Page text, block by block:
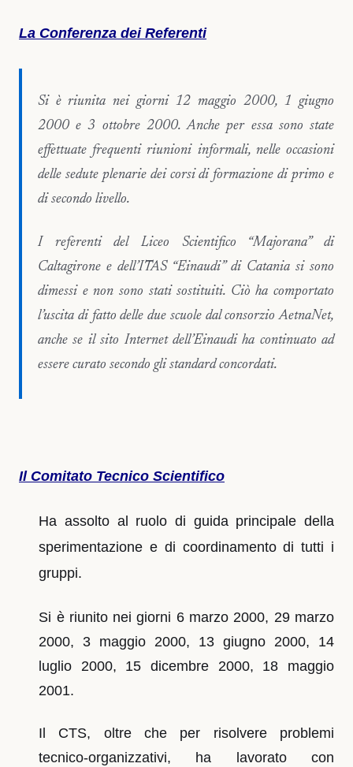
La Conferenza dei Referenti
Si è riunita nei giorni 12 maggio 2000, 1 giugno
2000 e 3 ottobre 2000. Anche per essa sono state
effettuate frequenti riunioni informali, nelle occasioni
delle sedute plenarie dei corsi di formazione di primo e
di secondo livello.
I referenti del Liceo Scientifico “Majorana” di
Caltagirone e dell’ITAS “Einaudi” di Catania si sono
dimessi e non sono stati sostituiti. Ciò ha comportato
l’uscita di fatto delle due scuole dal consorzio AetnaNet,
anche se il sito Internet dell’Einaudi ha continuato ad
essere curato secondo gli standard concordati.
Il Comitato Tecnico Scientifico
Ha assolto al ruolo di guida principale della
sperimentazione e di coordinamento di tutti i
gruppi.
Si è riunito nei giorni 6 marzo 2000, 29 marzo
2000, 3 maggio 2000, 13 giugno 2000, 14
luglio 2000, 15 dicembre 2000, 18 maggio
2001.
Il CTS, oltre che per risolvere problemi
tecnico-organizzativi, ha lavorato con